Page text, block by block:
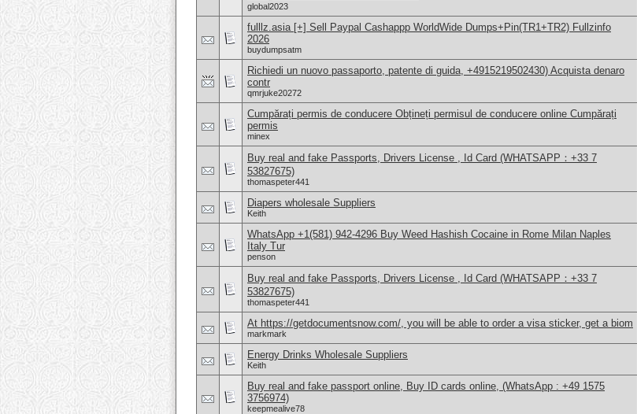
global2023
fulllz.asia [+] Sell Paypal Cashappp WorldWide Dumps+Pin(TR1+TR2) Fullzinfo
2026
buydumpsatm
Richiedi un nuovo passaporto, patente di guida, +4915219502430) Acquista denaro
contr
qmrjuke20272
Cumpărați permis de conducere Obțineți permisul de conducere online Cumpărați
permis
minex
Buy real and fake Passports, Drivers License , Id Card (WHATSAPP：+33 7
53827675)
thomaspeter441
Diapers wholesale Suppliers
Keith
WhatsApp +1(581) 942-4296 Buy Weed Hashish Cocaine in Rome Milan Naples
Italy Tur
penson
Buy real and fake Passports, Drivers License , Id Card (WHATSAPP：+33 7
53827675)
thomaspeter441
At https://getdocumentsnow.com/, you will be able to order a visa sticker, get a biom
markmark
Energy Drinks Wholesale Suppliers
Keith
Buy real and fake passport online, Buy ID cards online, (WhatsApp : +49 1575
3756974)
keepmealive78